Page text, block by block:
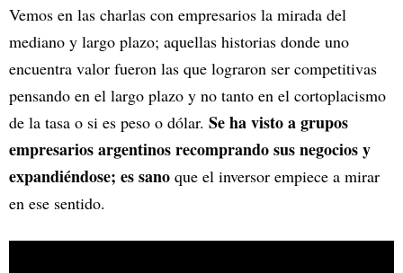
Vemos en las charlas con empresarios la mirada del
mediano y largo plazo; aquellas historias donde uno
encuentra valor fueron las que lograron ser competitivas
pensando en el largo plazo y no tanto en el cortoplacismo
de la tasa o si es peso o dólar. Se ha visto a grupos
empresarios argentinos recomprando sus negocios y
expandiéndose; es sano que el inversor empiece a mirar
en ese sentido.